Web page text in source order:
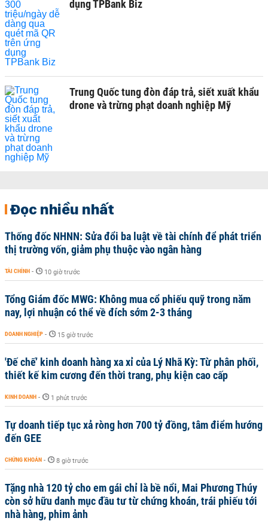
dụng TPBank Biz
Trung Quốc tung đòn đáp trả, siết xuất khẩu
drone và trừng phạt doanh nghiệp Mỹ
Đọc nhiều nhất
Thống đốc NHNN: Sửa đổi ba luật về tài chính để phát triển
thị trường vốn, giảm phụ thuộc vào ngân hàng
TÀI CHÍNH - 10 giờ trước
Tổng Giám đốc MWG: Không mua cổ phiếu quỹ trong năm
nay, lợi nhuận có thể về đích sớm 2-3 tháng
DOANH NGHIỆP - 15 giờ trước
'Đế chế’ kinh doanh hàng xa xỉ của Lý Nhã Kỳ: Từ phân phối,
thiết kế kim cương đến thời trang, phụ kiện cao cấp
KINH DOANH - 1 phút trước
Tự doanh tiếp tục xả ròng hơn 700 tỷ đồng, tâm điểm hướng
đến GEE
CHỨNG KHOÁN - 8 giờ trước
Tặng nhà 120 tỷ cho em gái chỉ là bề nổi, Mai Phương Thúy
còn sở hữu danh mục đầu tư từ chứng khoán, trái phiếu tới
nhà hàng, phim ảnh